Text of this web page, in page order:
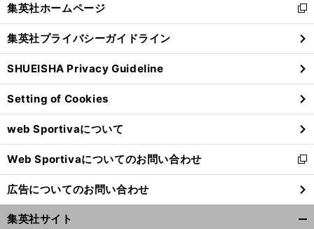
。
俊
」
前
閉
る
集英社ホームページ
新
し
い
ウ
ィ
ン
ド
ウ
で
開
く
集英社プライバシーガイドライン
SHUEISHA Privacy Guideline
Setting of Cookies
web Sportivaについて
Web Sportivaについてのお問い合わせ
新
し
い
ウ
ィ
広告についてのお問い合わせ
集英社サイト